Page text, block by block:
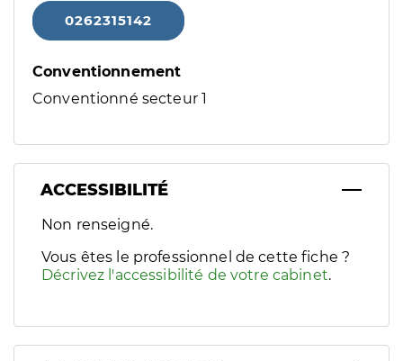
0262315142
Conventionnement
Conventionné secteur 1
ACCESSIBILITÉ
Filtres
Sélectionnez un ou plusieurs handicaps/besoins
Non renseigné.
Vous êtes le professionnel de cette fiche ?
Décrivez l'accessibilité de votre cabinet.